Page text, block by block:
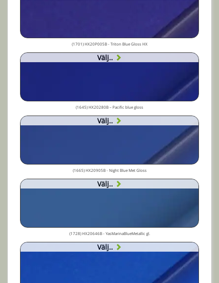
(1701) HX20P005B - Triton Blue Gloss HX
Välj..
(1645) HX20280B – Pacific blue gloss
Välj..
(1665) HX20905B - Night Blue Met Gloss
Välj..
(1728) HX20646B - YasMarinaBlueMetallic gl.
Välj..